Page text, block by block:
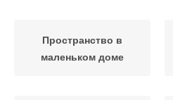
Пространство в
маленьком доме